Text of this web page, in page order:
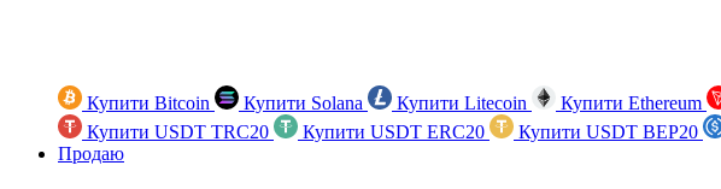
Купити Bitcoin Купити Solana Купити Litecoin Купити Ethereum
Купити USDT TRC20
Купити USDT ERC20 Купити USDT BEP20
Продаю